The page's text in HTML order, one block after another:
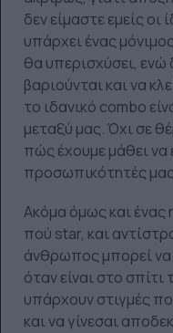
δεν είμαστε εμείς οι
υπάρχει ένας
θα υπερισχύσει,
βαριούνται και να
το ιδανικό combo
μεταξύ μας. Όχι σε
πώς έχουμε μάθει να
προσωπικότητές
Ακόμα όμως και ένας
πού star, και
άνθρωπος μπορεί να
όταν είναι στο σπίτι
υπάρχουν στιγμές
και να γίνεσαι